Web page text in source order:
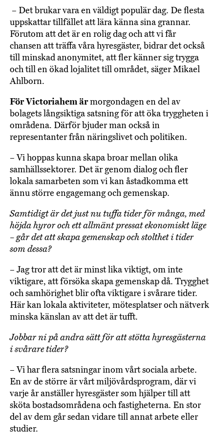
– Det brukar vara en väldigt populär dag. De flesta
uppskattar tillfället att lära känna sina grannar.
Förutom att det är en rolig dag och att vi får
chansen att träffa våra hyresgäster, bidrar det också
till minskad anonymitet, att fler känner sig trygga
och till en ökad lojalitet till området, säger Mikael
Ahlborn.
För Victoriahem ärmorgondagen en del av
bolagets långsiktiga satsning för att öka tryggheten i
områdena. Därför bjuder man också in
representanter från näringslivet och politiken.
– Vi hoppas kunna skapa broar mellan olika
samhällssektorer. Det är genom dialog och fler
lokala samarbeten som vi kan åstadkomma ett
ännu större engagemang och gemenskap.
Samtidigt är det just nu tuffa tider för många, med
höjda hyror och ett allmänt pressat ekonomiskt läge
– går det att skapa gemenskap och stolthet i tider
som dessa?
– Jag tror att det är minst lika viktigt, om inte
viktigare, att försöka skapa gemenskap då. Trygghet
och samhörighet blir ofta viktigare i svårare tider.
Här kan lokala aktiviteter, mötesplatser och nätverk
minska känslan av att det är tufft.
Jobbar ni på andra sätt för att stötta hyresgästerna
i svårare tider?
– Vi har flera satsningar inom vårt sociala arbete.
En av de större är vårt miljövårdsprogram, där vi
varje år anställer hyresgäster som hjälper till att
sköta bostadsområdena och fastigheterna. En stor
del av dem går sedan vidare till annat arbete eller
studier.